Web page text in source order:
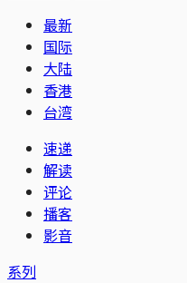
最新
国际
大陆
香港
台湾
速递
解读
评论
播客
影音
系列